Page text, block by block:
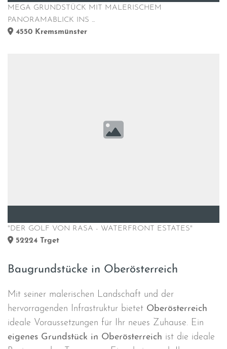
MEGA GRUNDSTÜCK MIT MALERISCHEM
PANORAMABLICK INS ...
4550 Kremsmünster
"DER GOLF VON RASA - WATERFRONT ESTATES"
52224 Trget
Baugrundstücke in Oberösterreich
Mit seiner malerischen Landschaft und der
hervorragenden Infrastruktur bietet Oberösterreich
ideale Voraussetzungen für Ihr neues Zuhause. Ein
eigenes Grundstück in Oberösterreich ist die ideale